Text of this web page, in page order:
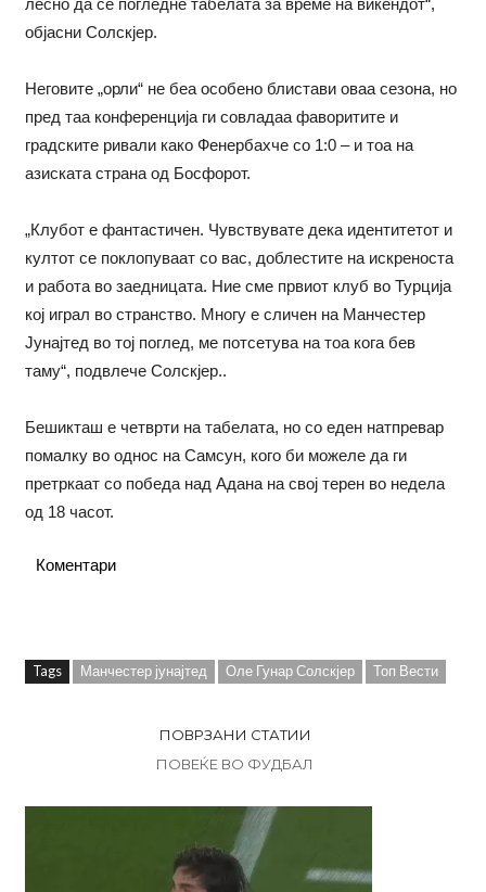
лесно да се погледне табелата за време на викендот“,
објасни Солскјер.
Неговите „орли“ не беа особено блистави оваа сезона, но
пред таа конференција ги совладаа фаворитите и
градските ривали како Фенербахче со 1:0 – и тоа на
азиската страна од Босфорот.
„Клубот е фантастичен. Чувствувате дека идентитетот и
култот се поклопуваат со вас, доблестите на искреноста
и работа во заедницата. Ние сме првиот клуб во Турција
кој играл во странство. Многу е сличен на Манчестер
Јунајтед во тој поглед, ме потсетува на тоа кога бев
таму“, подвлече Солскјер..
Бешикташ е четврти на табелата, но со еден натпревар
помалку во однос на Самсун, кого би можеле да ги
претркаат со победа над Адана на свој терен во недела
од 18 часот.
Коментари
Tags Манчестер јунајтед Оле Гунар Солскјер Топ Вести
ПОВРЗАНИ СТАТИИ
ПОВЕЌЕ ВО ФУДБАЛ